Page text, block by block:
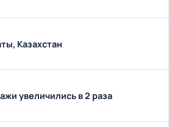
Казахстан
увеличились в 2 раза